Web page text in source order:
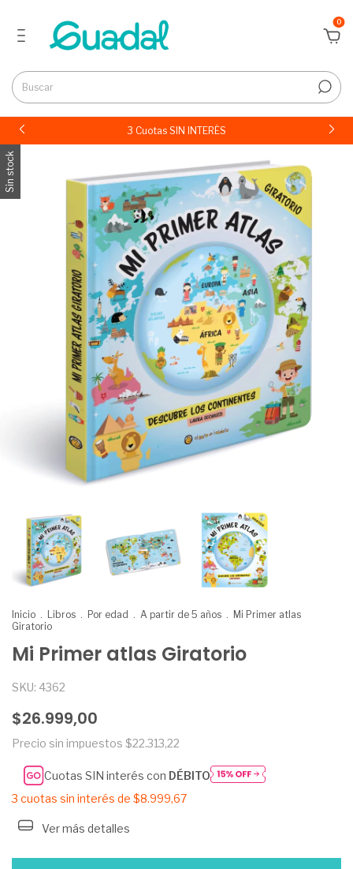
0
3 Cuotas SIN INTERÉS
Sin stock
Inicio . Libros . Por edad . A partir de 5 años . Mi Primer atlas
Giratorio
Mi Primer atlas Giratorio
SKU: 4362
$26.999,00
Precio sin impuestos $22.313,22
Cuotas SIN interés con DÉBITO
3 cuotas sin interés de $8.999,67
Ver más detalles